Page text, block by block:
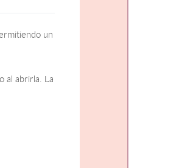
un
al abrirla. La